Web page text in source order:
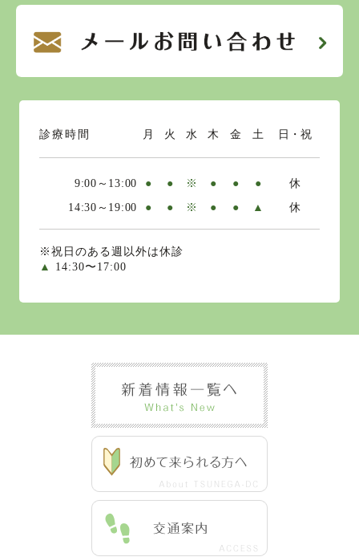
診療時間 月 火 水 木 金 土 日・祝
9:00～13:00 ● ● ※ ● ● ●
休
14:30～19:00
● ● ※ ● ● ▲ 休
※祝日のある週以外は休診
▲
14:30〜17:00